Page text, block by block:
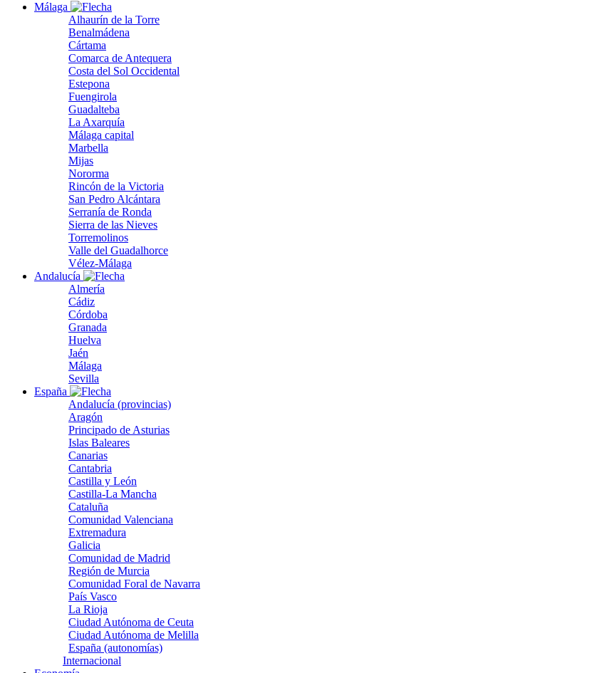
Málaga
Alhaurín de la Torre
Benalmádena
Cártama
Comarca de Antequera
Costa del Sol Occidental
Estepona
Fuengirola
Guadalteba
La Axarquía
Málaga capital
Marbella
Mijas
Nororma
Rincón de la Victoria
San Pedro Alcántara
Serranía de Ronda
Sierra de las Nieves
Torremolinos
Valle del Guadalhorce
Vélez-Málaga
Andalucía
Almería
Cádiz
Córdoba
Granada
Huelva
Jaén
Málaga
Sevilla
España
Andalucía (provincias)
Aragón
Principado de Asturias
Islas Baleares
Canarias
Cantabria
Castilla y León
Castilla-La Mancha
Cataluña
Comunidad Valenciana
Extremadura
Galicia
Comunidad de Madrid
Región de Murcia
Comunidad Foral de Navarra
País Vasco
La Rioja
Ciudad Autónoma de Ceuta
Ciudad Autónoma de Melilla
España (autonomías)
Internacional